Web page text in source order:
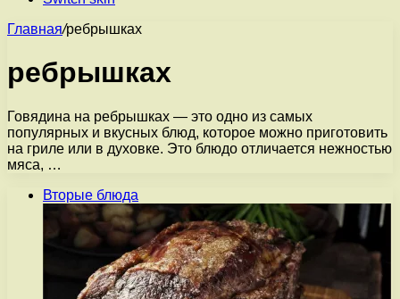
Главная/ребрышках
ребрышках
Говядина на ребрышках — это одно из самых
популярных и вкусных блюд, которое можно приготовить
на гриле или в духовке. Это блюдо отличается нежностью
мяса, …
Вторые блюда